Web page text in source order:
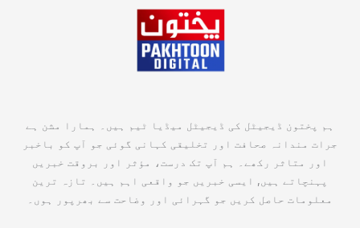
ہم پختون ڈیجیٹل کی ڈیجیٹل میڈیا ٹیم ہیں۔ ہمارا مشن ہے
جرات مندانہ صحافت اور تخلیقی کہانی گوئی جو آپ کو باخبر
اور متاثر رکھے۔ ہم آپ تک درست، مؤثر اور بروقت خبریں
پہنچاتے ہیں, ایسی خبریں جو واقعی اہم ہیں۔ تازہ ترین
معلومات حاصل کریں جو گہرائی اور وضاحت سے بھرپور ہوں۔